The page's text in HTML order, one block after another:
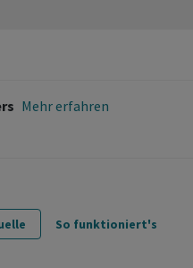
Mehr erfahren
So funktioniert's